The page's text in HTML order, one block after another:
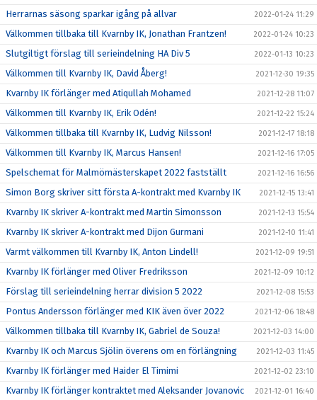
Herrarnas säsong sparkar igång på allvar 2022-01-24 11:29
Välkommen tillbaka till Kvarnby IK, Jonathan Frantzen! 2022-01-24 10:23
Slutgiltigt förslag till serieindelning HA Div 5 2022-01-13 10:23
Välkommen till Kvarnby IK, David Åberg! 2021-12-30 19:35
Kvarnby IK förlänger med Atiqullah Mohamed 2021-12-28 11:07
Välkommen till Kvarnby IK, Erik Odén! 2021-12-22 15:24
Välkommen tillbaka till Kvarnby IK, Ludvig Nilsson! 2021-12-17 18:18
Välkommen till Kvarnby IK, Marcus Hansen! 2021-12-16 17:05
Spelschemat för Malmömästerskapet 2022 fastställt 2021-12-16 16:56
Simon Borg skriver sitt första A-kontrakt med Kvarnby IK 2021-12-15 13:41
Kvarnby IK skriver A-kontrakt med Martin Simonsson 2021-12-13 15:54
Kvarnby IK skriver A-kontrakt med Dijon Gurmani 2021-12-10 11:41
Varmt välkommen till Kvarnby IK, Anton Lindell! 2021-12-09 19:51
Kvarnby IK förlänger med Oliver Fredriksson 2021-12-09 10:12
Förslag till serieindelning herrar division 5 2022 2021-12-08 15:53
Pontus Andersson förlänger med KIK även över 2022 2021-12-06 18:48
Välkommen tillbaka till Kvarnby IK, Gabriel de Souza! 2021-12-03 14:00
Kvarnby IK och Marcus Sjölin överens om en förlängning 2021-12-03 11:45
Kvarnby IK förlänger med Haider El Timimi 2021-12-02 23:10
Kvarnby IK förlänger kontraktet med Aleksander Jovanovic 2021-12-01 16:40